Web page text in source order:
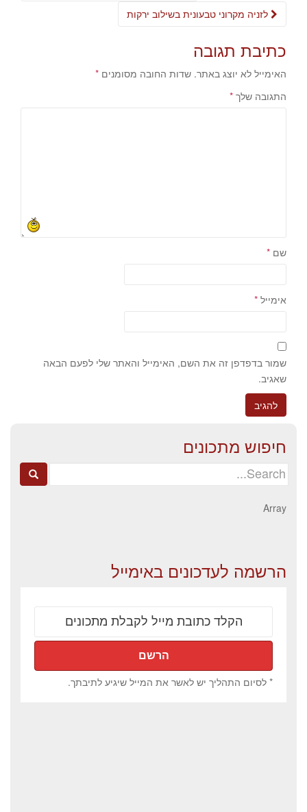
כתיבת תגובה
האימייל לא יוצג באתר. שדות החובה מסומנים *
התגובה שלך *
שם *
אימייל *
שמור בדפדפן זה את השם, האימייל והאתר שלי לפעם הבאה
שאגיב.
חיפוש מתכונים
Search
Array
הרשמה לעדכונים באימייל
* לסיום התהליך יש לאשר את המייל שיגיע לתיבתך.